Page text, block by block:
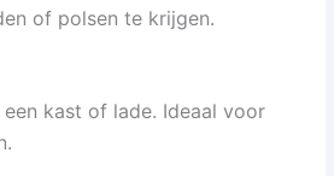
of polsen te krijgen.
kast of lade. Ideaal voor